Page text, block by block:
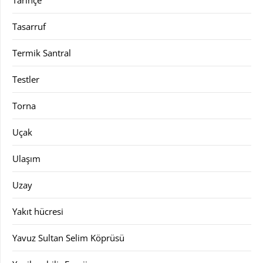
Tasarruf
Termik Santral
Testler
Torna
Uçak
Ulaşım
Uzay
Yakıt hücresi
Yavuz Sultan Selim Köprüsü